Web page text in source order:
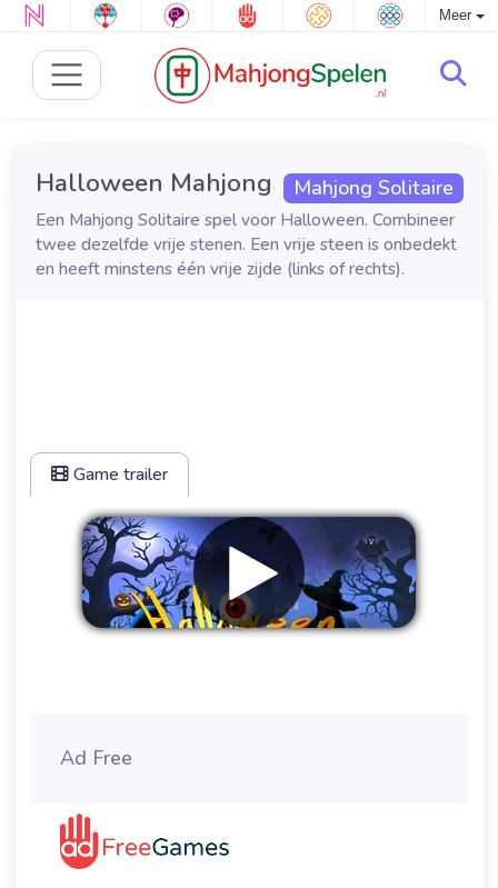
Meer
Mahjong Solitaire
Halloween Mahjong
Een Mahjong Solitaire spel voor Halloween. Combineer
twee dezelfde vrije stenen. Een vrije steen is onbedekt
en heeft minstens één vrije zijde (links of rechts).
Game trailer
Ad Free